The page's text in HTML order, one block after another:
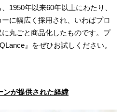
1950年以来60年以上にわたり、
に幅広く採用され、いわばプロ
丸ごと商品化したものです。プ
』をぜひお試しください。
が提供された経緯